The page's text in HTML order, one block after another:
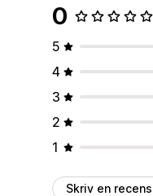
0
5
4
3
2
1
Skriv en